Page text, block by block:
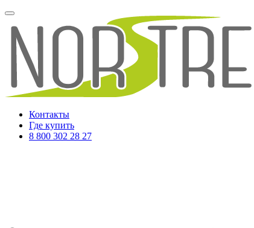
Контакты
Где купить
8 800 302 28 27